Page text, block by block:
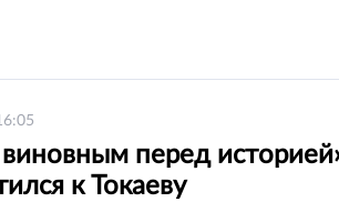
виновным перед
к Токаеву